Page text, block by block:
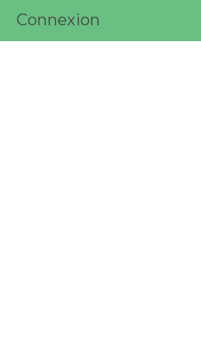
Connexion